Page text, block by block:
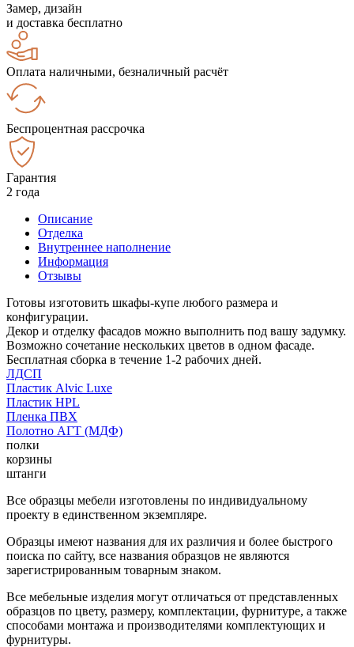
Замер, дизайн
и доставка бесплатно
Оплата наличными, безналичный расчёт
Беспроцентная рассрочка
Гарантия
2 года
Описание
Отделка
Внутреннее наполнение
Информация
Отзывы
Готовы изготовить шкафы-купе любого размера и
конфигурации.
Декор и отделку фасадов можно выполнить под вашу задумку.
Возможно сочетание нескольких цветов в одном фасаде.
Бесплатная сборка в течение 1-2 рабочих дней.
ЛДСП
Пластик Alvic Luxe
Пластик HPL
Пленка ПВХ
Полотно АГТ (МДФ)
полки
корзины
штанги
Все образцы мебели изготовлены по индивидуальному
проекту в единственном экземпляре.
Образцы имеют названия для их различия и более быстрого
поиска по сайту, все названия образцов не являются
зарегистрированным товарным знаком.
Все мебельные изделия могут отличаться от представленных
образцов по цвету, размеру, комплектации, фурнитуре, а также
способами монтажа и производителями комплектующих и
фурнитуры.